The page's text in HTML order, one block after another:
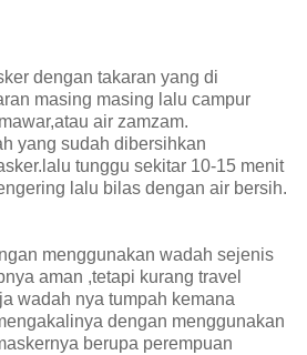
dengan takaran yang di
masing masing lalu campur
air zamzam.
yang sudah dibersihkan
tunggu sekitar 10-15 menit
lalu bilas dengan air bersih.
menggunakan wadah sejenis
aman ,tetapi kurang travel
wadah nya tumpah kemana
dengan menggunakan
berupa perempuan